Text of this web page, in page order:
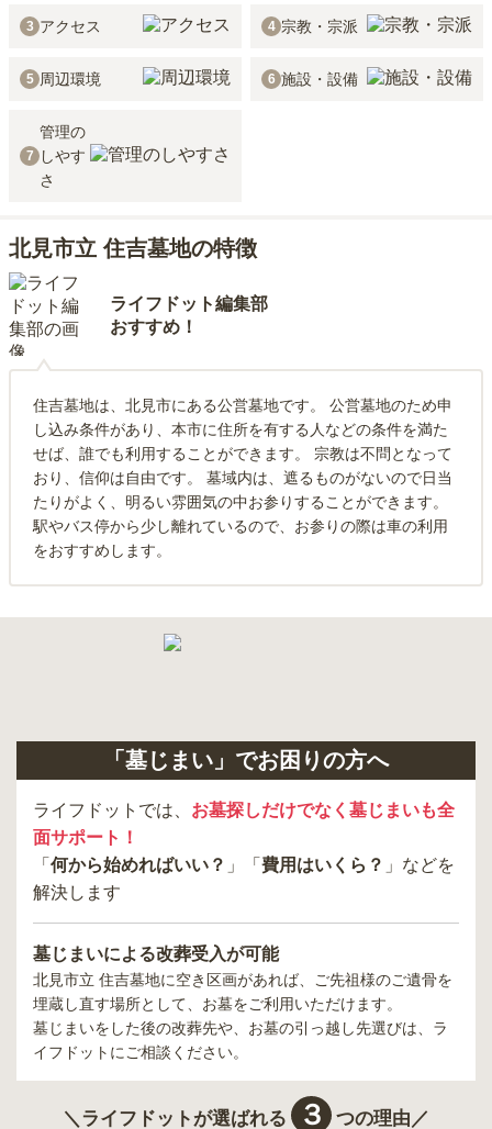
3 アクセス 4 宗教・宗派
5 周辺環境 6 施設・設備
7
管理の
しやす
さ
北見市立 住吉墓地の特徴
ライフドット編集部
おすすめ！
住吉墓地は、北見市にある公営墓地です。 公営墓地のため申
し込み条件があり、本市に住所を有する人などの条件を満た
せば、誰でも利用することができます。 宗教は不問となって
おり、信仰は自由です。 墓域内は、遮るものがないので日当
たりがよく、明るい雰囲気の中お参りすることができます。
駅やバス停から少し離れているので、お参りの際は車の利用
をおすすめします。
「墓じまい」でお困りの方へ
ライフドットでは、 お墓探しだけでなく墓じまいも全
面サポート！
「 何から始めればいい？ 」「 費用はいくら？ 」などを
解決します
墓じまいによる改葬受入が可能
北見市立 住吉墓地に空き区画があれば、ご先祖様のご遺骨を
埋蔵し直す場所として、お墓をご利用いただけます。
墓じまいをした後の改葬先や、お墓の引っ越し先選びは、ラ
イフドットにご相談ください。
＼ライフドットが選ばれる ３ つの理由／